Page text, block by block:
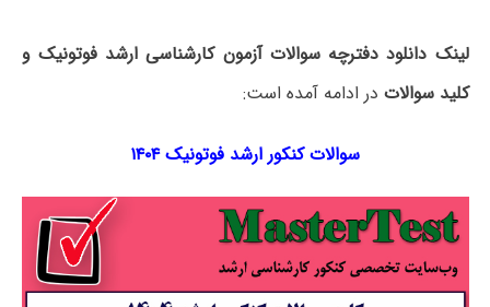
لینک دانلود دفترچه سوالات آزمون کارشناسی ارشد فوتونیک و
کلید سوالات در ادامه آمده است:
سوالات کنکور ارشد فوتونیک ۱۴۰۴